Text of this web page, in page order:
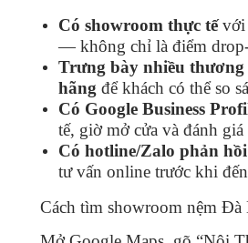
Có showroom thực tếvới
— không chỉ là điểm
Trưng bày nhiều thương
hãng để khách có thể so
Có Google Business
tế, giờ mở cửa và đánh
Có hotline/Zalo phản
tư vấn online trước khi
Cách tìm showroom nệm Đà